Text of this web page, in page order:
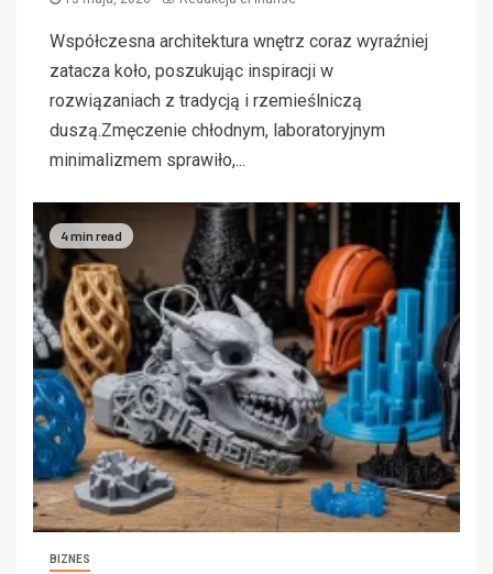
Współczesna architektura wnętrz coraz wyraźniej
zatacza koło, poszukując inspiracji w
rozwiązaniach z tradycją i rzemieślniczą
duszą.Zmęczenie chłodnym, laboratoryjnym
minimalizmem sprawiło,...
4 min read
BIZNES